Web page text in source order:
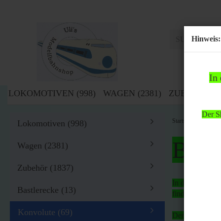
Hinweis:
In
Der
LOKOMOTIVEN (998) WAGEN (2381) ZUBEHÖR
Startseite »
Bitte
In der Zeit
findet
Der Shop
Lokomotiven (998)
Wagen (2381)
Zubehör (1837)
Bastlerecke (13)
Konvolute (69)